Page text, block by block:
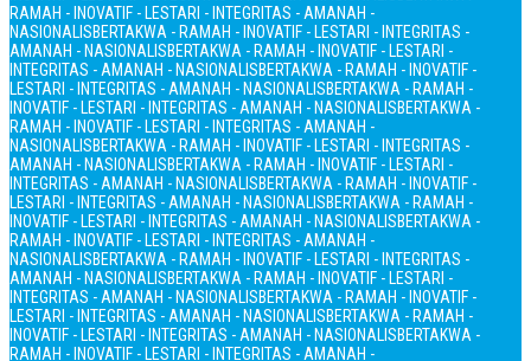
RAMAH - INOVATIF - LESTARI - INTEGRITAS - AMANAH -
NASIONALISBERTAKWA - RAMAH - INOVATIF - LESTARI - INTEGRITAS -
AMANAH - NASIONALISBERTAKWA - RAMAH - INOVATIF - LESTARI -
INTEGRITAS - AMANAH - NASIONALISBERTAKWA - RAMAH - INOVATIF -
LESTARI - INTEGRITAS - AMANAH - NASIONALISBERTAKWA - RAMAH -
INOVATIF - LESTARI - INTEGRITAS - AMANAH - NASIONALISBERTAKWA -
RAMAH - INOVATIF - LESTARI - INTEGRITAS - AMANAH -
NASIONALISBERTAKWA - RAMAH - INOVATIF - LESTARI - INTEGRITAS -
AMANAH - NASIONALISBERTAKWA - RAMAH - INOVATIF - LESTARI -
INTEGRITAS - AMANAH - NASIONALISBERTAKWA - RAMAH - INOVATIF -
LESTARI - INTEGRITAS - AMANAH - NASIONALISBERTAKWA - RAMAH -
INOVATIF - LESTARI - INTEGRITAS - AMANAH - NASIONALISBERTAKWA -
RAMAH - INOVATIF - LESTARI - INTEGRITAS - AMANAH -
NASIONALISBERTAKWA - RAMAH - INOVATIF - LESTARI - INTEGRITAS -
AMANAH - NASIONALISBERTAKWA - RAMAH - INOVATIF - LESTARI -
INTEGRITAS - AMANAH - NASIONALISBERTAKWA - RAMAH - INOVATIF -
LESTARI - INTEGRITAS - AMANAH - NASIONALISBERTAKWA - RAMAH -
INOVATIF - LESTARI - INTEGRITAS - AMANAH - NASIONALISBERTAKWA -
RAMAH - INOVATIF - LESTARI - INTEGRITAS - AMANAH -